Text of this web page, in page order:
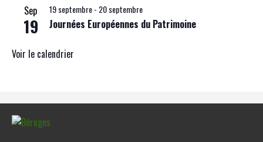
Sep
19
19 septembre- 20 septembre
Journées Européennes du Patrimoine
Voir le calendrier